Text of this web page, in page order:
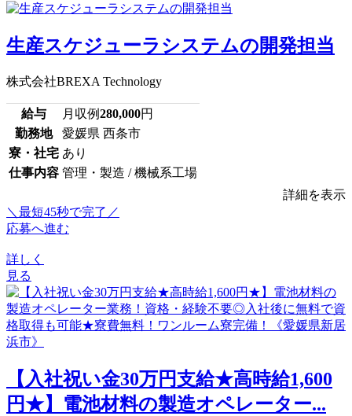
生産スケジューラシステムの開発担当
株式会社BREXA Technology
給与 月収例280,000円
勤務地
愛媛県 西条市
寮・社宅 あり
仕事内容 管理・製造 / 機械系工場
詳細を表示
＼最短45秒で完了／
応募へ進む
詳しく
見る
【入社祝い金30万円支給★高時給1,600
円★】電池材料の製造オペレーター...